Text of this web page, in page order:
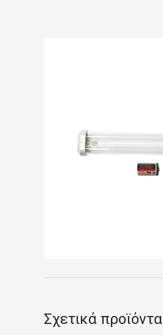
Σχετικά προϊόντα